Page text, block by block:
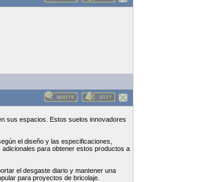
sus espacios. Estos suelos innovadores
el diseño y las especificaciones,
para obtener estos productos a
el desgaste diario y mantener una
para proyectos de bricolaje.